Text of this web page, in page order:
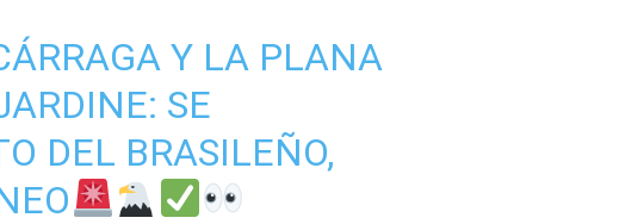
Y LA PLANA
SE
DEL BRASILEÑO,